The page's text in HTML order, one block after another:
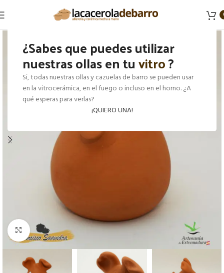
¿Sabes que puedes utilizar
nuestras ollas en tuvitro?
Si, todas nuestras ollas y cazuelas de barro se pueden usar
en la vitrocerámica, en el fuego o incluso en el horno. ¿A
qué esperas para verlas?
¡QUIERO UNA!
Haga Click para agrandar